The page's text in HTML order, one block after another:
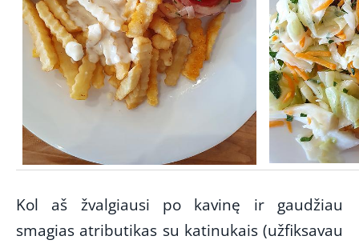
Kol aš žvalgiausi po kavinę ir gaudžiau
smagias atributikas su katinukais (užfiksavau